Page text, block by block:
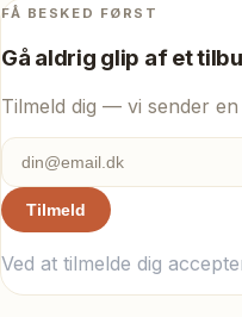
FÅ BESKED FØRST
Gå aldrig glip af et
Tilmeld dig — vi sender
Tilmeld
Ved at tilmelde dig